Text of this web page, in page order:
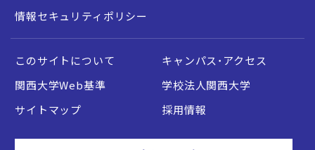
情報セキュリティポリシー
このサイトについて
キャンパス・アクセス
関西大学Web基準
学校法人関西大学
サイトマップ
採用情報